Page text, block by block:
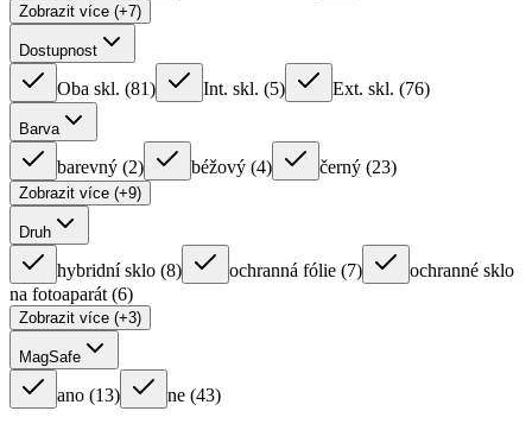
Zobrazit více (+7)
Dostupnost
Oba skl. (81) Int. skl. (5) Ext. skl. (76)
Barva
barevný (2) béžový (4) černý (23)
Zobrazit více (+9)
Druh
hybridní sklo (8) ochranná fólie (7)
ochranné sklo
na fotoaparát (6)
Zobrazit více (+3)
MagSafe
ano (13) ne (43)